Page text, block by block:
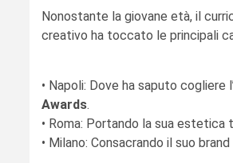
Nonostante la giovane età, il
creativo ha toccato le principali
•⁠ ⁠Napoli: Dove ha saputo
Awards.
•⁠ ⁠Roma: Portando la sua
•⁠ ⁠Milano: Consacrando il suo